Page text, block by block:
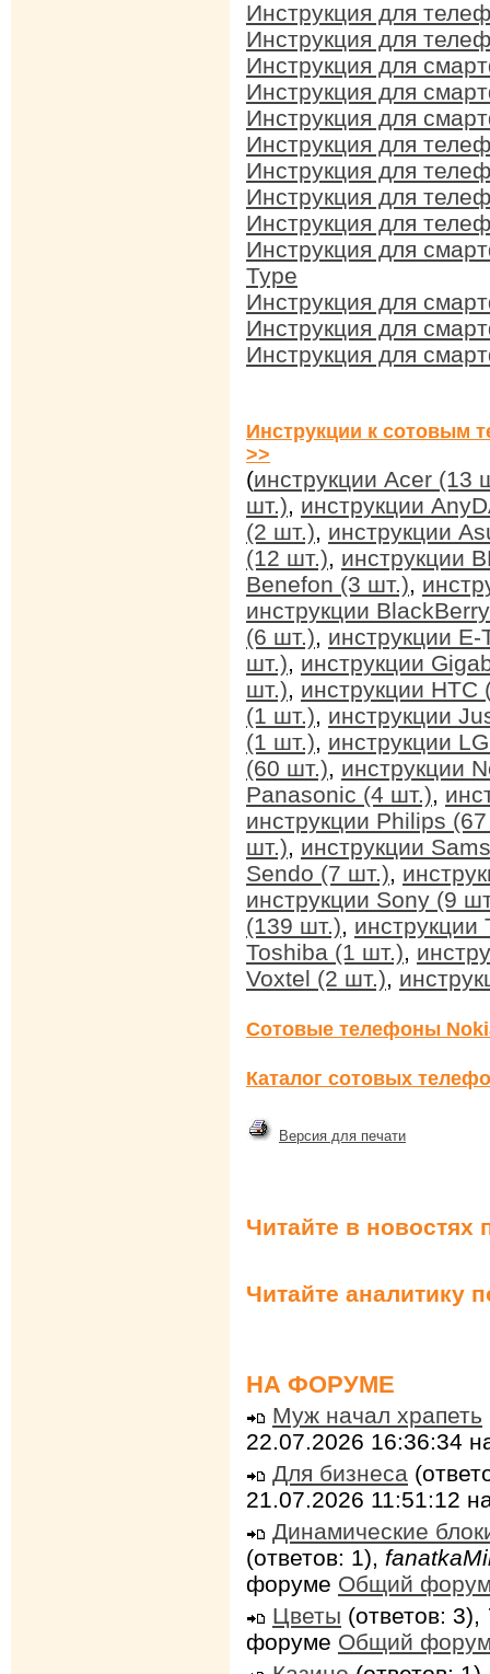
Инструкция для
Инструкция для
Инструкция для
Инструкция для
Инструкция для
Инструкция для
Инструкция для
Инструкция для
Инструкция для
Инструкция для
Type
Инструкция для
Инструкция для
Инструкция для
Инструкции к сотовым
>>
(инструкции Acer (13
шт.), инструкции
(2 шт.), инструкции
(12 шт.), инструкции
Benefon (3 шт.),
инструкции
(6 шт.), инструкции
шт.), инструкции
шт.), инструкции HTC
(1 шт.), инструкции
(1 шт.), инструкции
(60 шт.), инструкции
Panasonic (4 шт.),
инструкции Philips
шт.), инструкции
Sendo (7 шт.),
инструкции Sony (9
(139 шт.), инструкции
Toshiba (1 шт.),
Voxtel (2 шт.),
Сотовые телефоны
Каталог сотовых
Версия для печати
Читайте в новостях
Читайте аналитику
НА ФОРУМЕ
Муж начал храпеть
22.07.2026 16:36:34
Для бизнеса
21.07.2026 11:51:12
Динамические
(ответов: 1),
форуме Общий
Цветы (ответов: 3),
форуме Общий